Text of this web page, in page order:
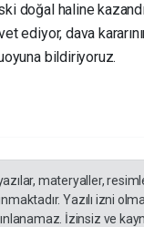
doğal haline
ediyor, dava
bildiriyoruz.
materyaller,
Yazılı izni
İzinsiz ve